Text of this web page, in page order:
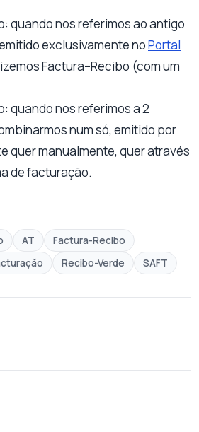
quando nos referimos ao antigo
exclusivamente noPortal
Factura–Recibo (com um
quando nos referimos a 2
num só, emitido por
quer manualmente, quer através
de facturação.
AT
Factura-Recibo
Recibo-Verde SAFT